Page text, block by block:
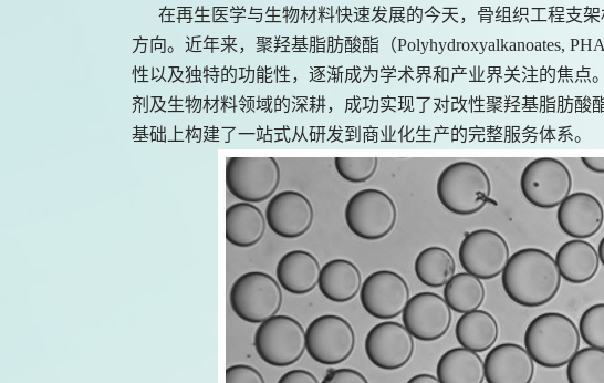
在再生医学与生物材料快速发展的今天，骨组织工程支
方向。近年来，聚羟基脂肪酸酯（Polyhydroxyalkanoates,
性以及独特的功能性，逐渐成为学术界和产业界关注的焦点
剂及生物材料领域的深耕，成功实现了对改性聚羟基脂肪酸
基础上构建了一站式从研发到商业化生产的完整服务体系。